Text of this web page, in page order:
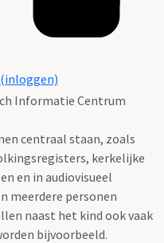
Informatie Centrum
centraal staan, zoals
kerkelijke
en in audiovisueel
meerdere personen
naast het kind ook vaak
bijvoorbeeld.